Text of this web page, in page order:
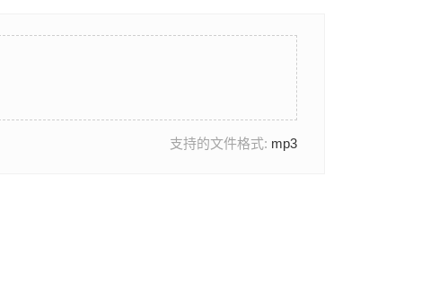
支持的文件格式: mp3